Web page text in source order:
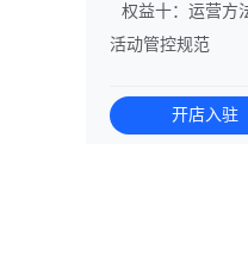
活动管控规范
开店入驻